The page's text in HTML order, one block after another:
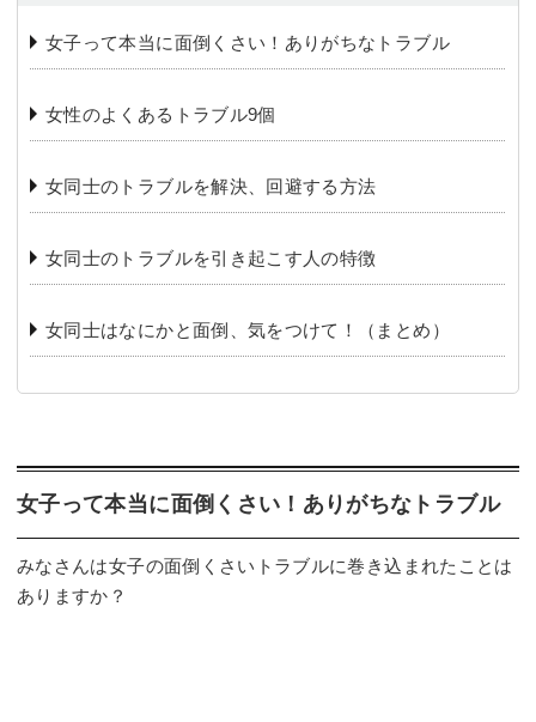
女子って本当に面倒くさい！ありがちなトラブル
女性のよくあるトラブル9個
女同士のトラブルを解決、回避する方法
女同士のトラブルを引き起こす人の特徴
女同士はなにかと面倒、気をつけて！（まとめ）
女子って本当に面倒くさい！ありがちなトラブル
みなさんは女子の面倒くさいトラブルに巻き込まれたことは
ありますか？